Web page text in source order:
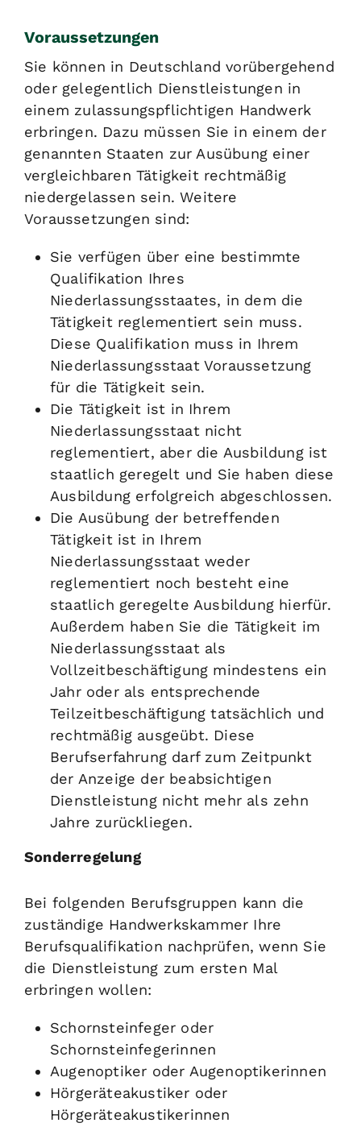
Voraussetzungen
Sie können in Deutschland vorübergehend
oder gelegentlich Dienstleistungen in
einem zulassungspflichtigen Handwerk
erbringen. Dazu müssen Sie in einem der
genannten Staaten zur Ausübung einer
vergleichbaren Tätigkeit rechtmäßig
niedergelassen sein. Weitere
Voraussetzungen sind:
Sie verfügen über eine bestimmte
Qualifikation Ihres
Niederlassungsstaates, in dem die
Tätigkeit reglementiert sein muss.
Diese Qualifikation muss in Ihrem
Niederlassungsstaat Voraussetzung
für die Tätigkeit sein.
Die Tätigkeit ist in Ihrem
Niederlassungsstaat nicht
reglementiert, aber die Ausbildung ist
staatlich geregelt und Sie haben diese
Ausbildung erfolgreich abgeschlossen.
Die Ausübung der betreffenden
Tätigkeit ist in Ihrem
Niederlassungsstaat weder
reglementiert noch besteht eine
staatlich geregelte Ausbildung hierfür.
Außerdem haben Sie die Tätigkeit im
Niederlassungsstaat als
Vollzeitbeschäftigung mindestens ein
Jahr oder als entsprechende
Teilzeitbeschäftigung tatsächlich und
rechtmäßig ausgeübt. Diese
Berufserfahrung darf zum Zeitpunkt
der Anzeige der beabsichtigen
Dienstleistung nicht mehr als zehn
Jahre zurückliegen.
Sonderregelung
Bei folgenden Berufsgruppen kann die
zuständige Handwerkskammer Ihre
Berufsqualifikation nachprüfen, wenn Sie
die Dienstleistung zum ersten Mal
erbringen wollen:
Schornsteinfeger oder
Schornsteinfegerinnen
Augenoptiker oder Augenoptikerinnen
Hörgeräteakustiker oder
Hörgeräteakustikerinnen